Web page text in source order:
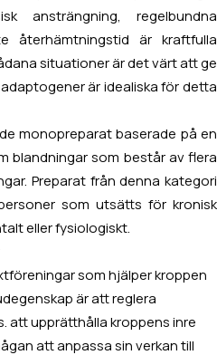
ansträngning, regelbundna
återhämtningstid är kraftfulla
situationer är det värt att ge
är idealiska för detta
monopreparat baserade på en
blandningar som består av flera
Preparat från denna kategori
som utsätts för kronisk
eller fysiologiskt.
som hjälper kroppen
är att reglera
att upprätthålla kroppens inre
att anpassa sin verkan till